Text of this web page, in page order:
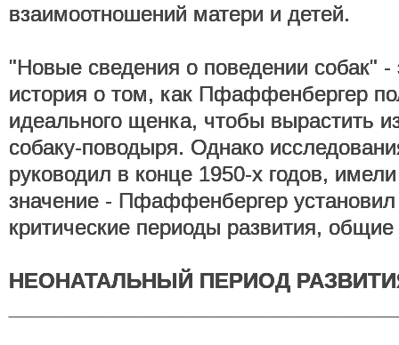
взаимоотношений матери и детей.
"Новые сведения о поведении собак" -
история о том, как Пфаффенбергер
идеального щенка, чтобы вырастить
собаку-поводыря. Однако
руководил в конце 1950-х годов,
значение - Пфаффенбергер
критические периоды развития,
НЕОНАТАЛЬНЫЙ ПЕРИОД РАЗВИТИЯ